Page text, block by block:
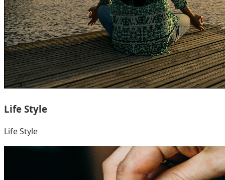
Life Style
Life Style